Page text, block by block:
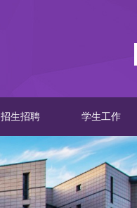
招生招聘 学生工作